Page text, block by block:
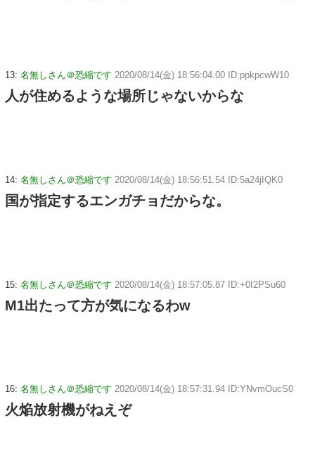
13: 名無しさん＠恐縮です 2020/08/14(金) 18:56:04.00 ID:ppkpcwW10
人が住めるような場所じゃないからな
14: 名無しさん＠恐縮です 2020/08/14(金) 18:56:51.54 ID:5a24jIQK0
国が指定するエンガチョだからな。
15: 名無しさん＠恐縮です 2020/08/14(金) 18:57:05.87 ID:+0I2PSu60
M1出たって方が気になるわw
16: 名無しさん＠恐縮です 2020/08/14(金) 18:57:31.94 ID:YNvmOucS0
火焔放射機がねえぞ